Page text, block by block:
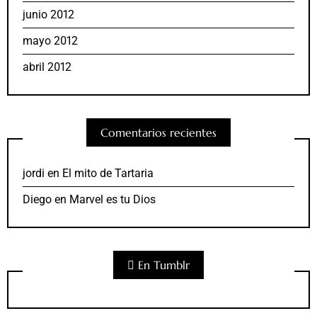
junio 2012
mayo 2012
abril 2012
Comentarios recientes
jordi en El mito de Tartaria
Diego en Marvel es tu Dios
En Tumblr